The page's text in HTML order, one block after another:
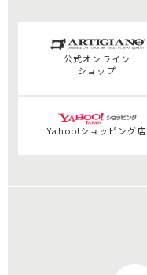
公式オンライン
ショップ
Yahoo!ショッピング店